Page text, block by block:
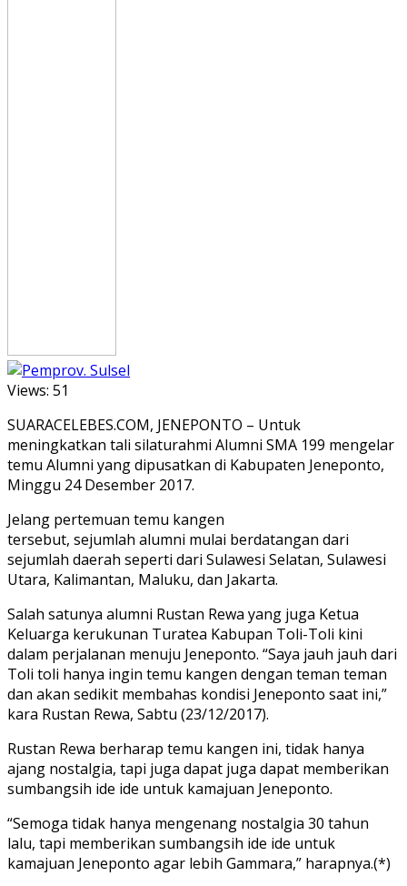
Views: 51
SUARACELEBES.COM, JENEPONTO – Untuk
meningkatkan tali silaturahmi Alumni SMA 199 mengelar
temu Alumni yang dipusatkan di Kabupaten Jeneponto,
Minggu 24 Desember 2017.
Jelang pertemuan temu kangen
tersebut, sejumlah alumni mulai berdatangan dari
sejumlah daerah seperti dari Sulawesi Selatan, Sulawesi
Utara, Kalimantan, Maluku, dan Jakarta.
Salah satunya alumni Rustan Rewa yang juga Ketua
Keluarga kerukunan Turatea Kabupan Toli-Toli kini
dalam perjalanan menuju Jeneponto. “Saya jauh jauh dari
Toli toli hanya ingin temu kangen dengan teman teman
dan akan sedikit membahas kondisi Jeneponto saat ini,”
kara Rustan Rewa, Sabtu (23/12/2017).
Rustan Rewa berharap temu kangen ini, tidak hanya
ajang nostalgia, tapi juga dapat juga dapat memberikan
sumbangsih ide ide untuk kamajuan Jeneponto.
“Semoga tidak hanya mengenang nostalgia 30 tahun
lalu, tapi memberikan sumbangsih ide ide untuk
kamajuan Jeneponto agar lebih Gammara,” harapnya.(*)